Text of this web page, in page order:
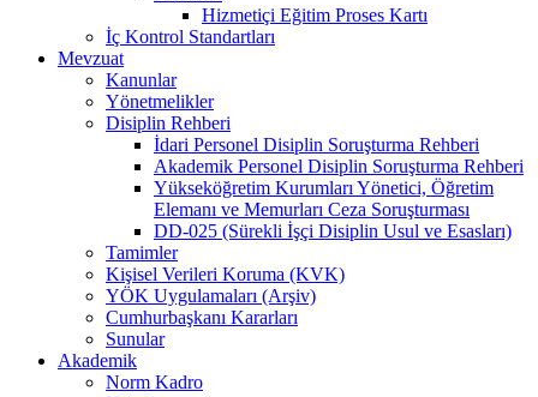
Hizmetiçi Eğitim Proses Kartı
İç Kontrol Standartları
Mevzuat
Kanunlar
Yönetmelikler
Disiplin Rehberi
İdari Personel Disiplin Soruşturma Rehberi
Akademik Personel Disiplin Soruşturma Rehberi
Yükseköğretim Kurumları Yönetici, Öğretim
Elemanı ve Memurları Ceza Soruşturması
DD-025 (Sürekli İşçi Disiplin Usul ve Esasları)
Tamimler
Kişisel Verileri Koruma (KVK)
YÖK Uygulamaları (Arşiv)
Cumhurbaşkanı Kararları
Sunular
Akademik
Norm Kadro